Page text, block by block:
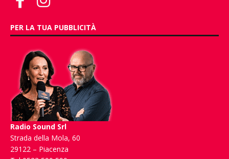
PER LA TUA PUBBLICITÀ
Radio Sound Srl
Strada della Mola, 60
29122 – Piacenza